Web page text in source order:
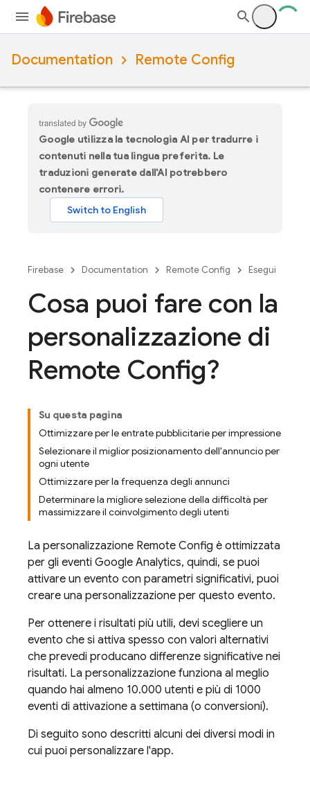
Documentation Remote Config
Google utilizza la tecnologia AI per tradurre i
contenuti nella tua lingua preferita. Le
traduzioni generate dall'AI potrebbero
contenere errori.
Firebase Documentation Remote Config Esegui
Cosa puoi fare con la
personalizzazione di
Remote Config?
Su questa pagina
Ottimizzare per le entrate pubblicitarie per impressione
Selezionare il miglior posizionamento dell'annuncio per
ogni utente
Ottimizzare per la frequenza degli annunci
Determinare la migliore selezione della difficoltà per
massimizzare il coinvolgimento degli utenti
La personalizzazione Remote Config è ottimizzata
per gli eventi Google Analytics, quindi, se puoi
attivare un evento con parametri significativi, puoi
creare una personalizzazione per questo evento.
Per ottenere i risultati più utili, devi scegliere un
evento che si attiva spesso con valori alternativi
che prevedi producano differenze significative nei
risultati. La personalizzazione funziona al meglio
quando hai almeno 10.000 utenti e più di 1000
eventi di attivazione a settimana (o conversioni).
Di seguito sono descritti alcuni dei diversi modi in
cui puoi personalizzare l'app.